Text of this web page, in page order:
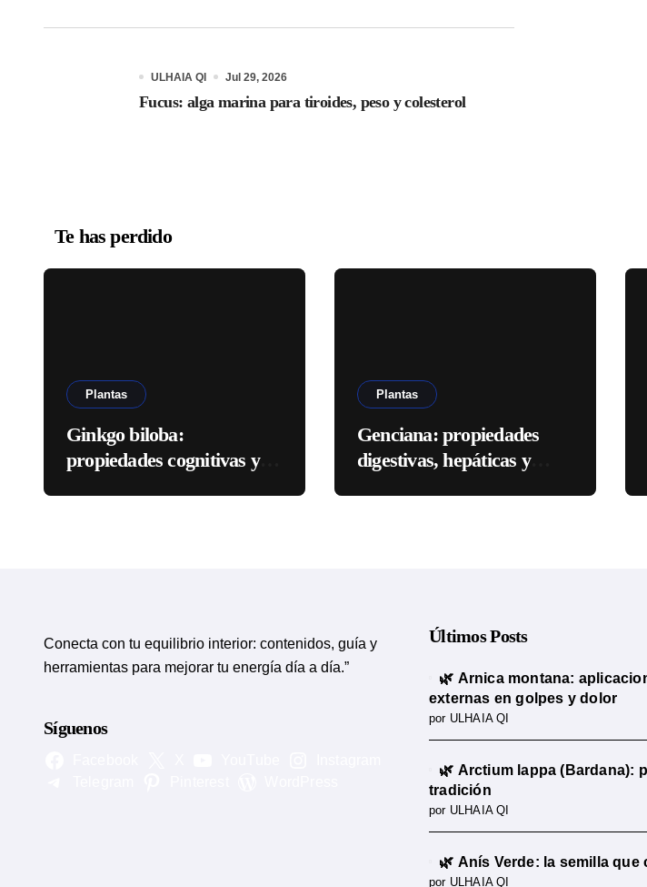
ULHAIA QI Jul 29, 2026
Fucus: alga marina para tiroides, peso y colesterol
Te has perdido
Plantas
Ginkgo biloba:
propiedades cognitivas y
Plantas
Genciana: propiedades
digestivas, hepáticas y
Conecta con tu equilibrio interior: contenidos, guía y
herramientas para mejorar tu energía día a día.”
Síguenos
Últimos Posts
🌿 Arnica montana:
externas en golpes y dolor
por ULHAIA QI
🌿 Arctium lappa (Bardana):
tradición
por ULHAIA QI
🌿 Anís Verde: la semilla que
por ULHAIA QI